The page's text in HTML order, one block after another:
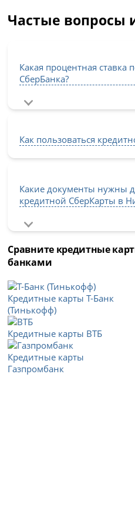
Частые вопросы
Какая процентная ставка
СберБанка?
Как пользоваться
Какие документы нужны
кредитной СберКарты в
Сравните кредитные
банками
Кредитные карты Т-Банк
(Тинькофф)
Кредитные карты ВТБ
Кредитные карты
Газпромбанк